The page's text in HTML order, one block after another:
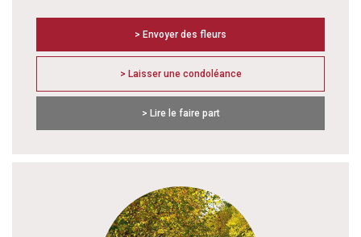
> Envoyer des fleurs
> Laisser une condoléance
> Lire le faire part